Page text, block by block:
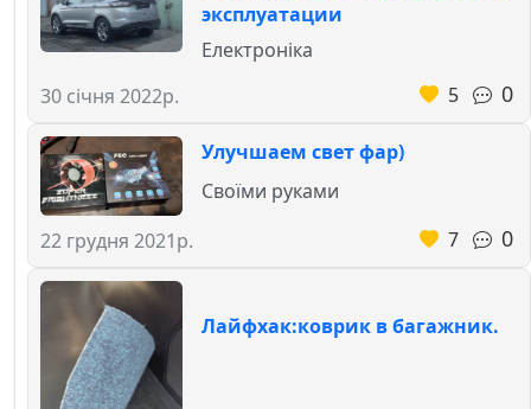
эксплуатации
30 січня 2022р.
Електроніка
5
0
Улучшаем свет фар)
22 грудня 2021р.
Своїми руками
7
0
Лайфхак:коврик в багажник.